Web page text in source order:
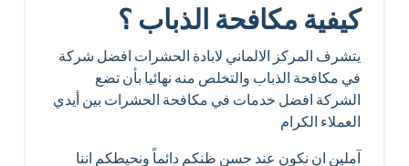
كيفية مكافحة الذباب ؟
يتشرف المركز الالماني لابادة الحشرات افضل شركة
في مكافحة الذباب والتخلص منه نهائيا بأن تضع
الشركة افضل خدمات في مكافحة الحشرات بين أيدي
العملاء الكرام
آملين ان نكون عند حسن ظنكم دائماً ونحيطكم اننا